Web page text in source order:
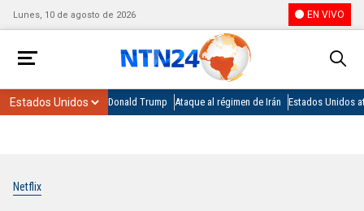
Lunes, 10 de agosto de 2026 EN VIVO
Donald Trump Ataque al régimen de Irán Estados Unidos
Netflix